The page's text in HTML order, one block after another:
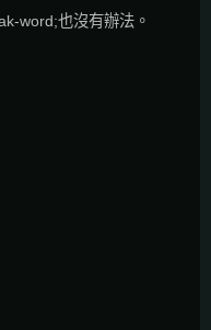
word;也沒有辦法。